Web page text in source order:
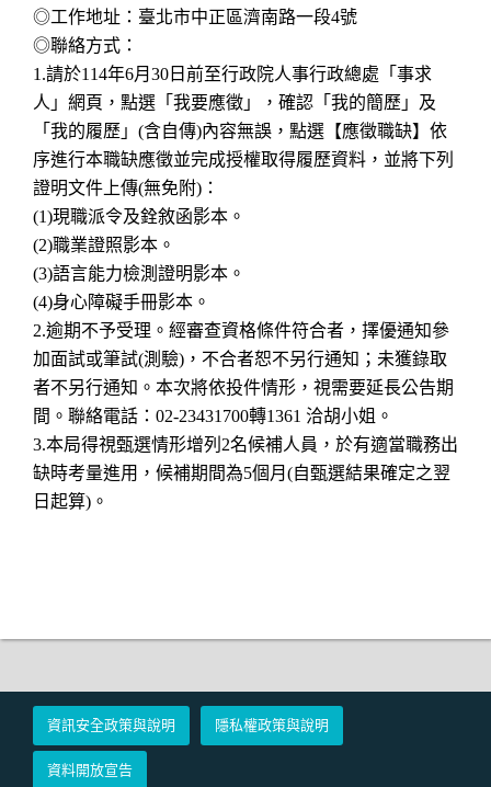
◎工作地址：臺北市中正區濟南路一段4號
◎聯絡方式：
1.請於114年6月30日前至行政院人事行政總處「事求
人」網頁，點選「我要應徵」，確認「我的簡歷」及
「我的履歷」(含自傳)內容無誤，點選【應徵職缺】依
序進行本職缺應徵並完成授權取得履歷資料，並將下列
證明文件上傳(無免附)：
(1)現職派令及銓敘函影本。
(2)職業證照影本。
(3)語言能力檢測證明影本。
(4)身心障礙手冊影本。
2.逾期不予受理。經審查資格條件符合者，擇優通知參
加面試或筆試(測驗)，不合者恕不另行通知；未獲錄取
者不另行通知。本次將依投件情形，視需要延長公告期
間。聯絡電話：02-23431700轉1361 洽胡小姐。
3.本局得視甄選情形增列2名候補人員，於有適當職務出
缺時考量進用，候補期間為5個月(自甄選結果確定之翌
日起算)。
資訊安全政策與說明 隱私權政策與說明
資料開放宣告